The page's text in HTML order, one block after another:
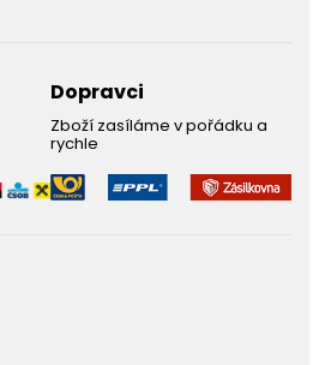
Dopravci
Zboží zasíláme v pořádku a
rychle